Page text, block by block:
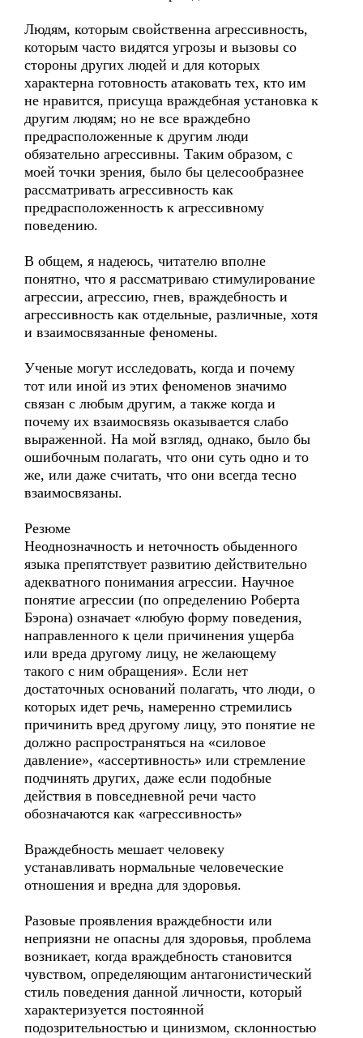
Людям, которым свойственна агрессивность,
которым часто видятся угрозы и вызовы со
стороны других людей и для которых
характерна готовность атаковать тех, кто им
не нравится, присуща враждебная установка к
другим людям; но не все враждебно
предрасположенные к другим люди
обязательно агрессивны. Таким образом, с
моей точки зрения, было бы целесообразнее
рассматривать агрессивность как
предрасположенность к агрессивному
поведению.
В общем, я надеюсь, читателю вполне
понятно, что я рассматриваю стимулирование
агрессии, агрессию, гнев, враждебность и
агрессивность как отдельные, различные, хотя
и взаимосвязанные феномены.
Ученые могут исследовать, когда и почему
тот или иной из этих феноменов значимо
связан с любым другим, а также когда и
почему их взаимосвязь оказывается слабо
выраженной. На мой взгляд, однако, было бы
ошибочным полагать, что они суть одно и то
же, или даже считать, что они всегда тесно
взаимосвязаны.
Резюме
Неоднозначность и неточность обыденного
языка препятствует развитию действительно
адекватного понимания агрессии. Научное
понятие агрессии (по определению Роберта
Бэрона) означает «любую форму поведения,
направленного к цели причинения ущерба
или вреда другому лицу, не желающему
такого с ним обращения». Если нет
достаточных оснований полагать, что люди, о
которых идет речь, намеренно стремились
причинить вред другому лицу, это понятие не
должно распространяться на «силовое
давление», «ассертивность» или стремление
подчинять других, даже если подобные
действия в повседневной речи часто
обозначаются как «агрессивность»
Враждебность мешает человеку
устанавливать нормальные человеческие
отношения и вредна для здоровья.
Разовые проявления враждебности или
неприязни не опасны для здоровья, проблема
возникает, когда враждебность становится
чувством, определяющим антагонистический
стиль поведения данной личности, который
характеризуется постоянной
подозрительностью и цинизмом, склонностью